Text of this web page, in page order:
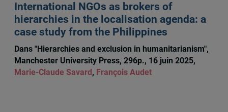
International NGOs as brokers of
hierarchies in the localisation agenda: a
case study from the Philippines
Dans "Hierarchies and exclusion in humanitarianism",
Manchester University Press, 296p., 16 juin 2025,
Marie-Claude Savard, François Audet